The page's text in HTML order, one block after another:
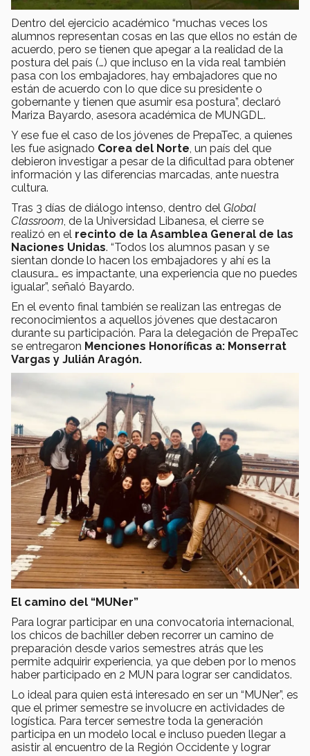
Dentro del ejercicio académico “muchas veces los
alumnos representan cosas en las que ellos no están de
acuerdo, pero se tienen que apegar a la realidad de la
postura del país (…) que incluso en la vida real también
pasa con los embajadores, hay embajadores que no
están de acuerdo con lo que dice su presidente o
gobernante y tienen que asumir esa postura”, declaró
Mariza Bayardo, asesora académica de MUNGDL.
Y ese fue el caso de los jóvenes de PrepaTec, a quienes
les fue asignado Corea del Norte, un país del que
debieron investigar a pesar de la dificultad para obtener
información y las diferencias marcadas, ante nuestra
cultura.
Tras 3 días de diálogo intenso, dentro del Global
Classroom, de la Universidad Libanesa, el cierre se
realizó en el recinto de la Asamblea General de las
Naciones Unidas. “Todos los alumnos pasan y se
sientan donde lo hacen los embajadores y ahí es la
clausura… es impactante, una experiencia que no puedes
igualar”, señaló Bayardo.
En el evento final también se realizan las entregas de
reconocimientos a aquellos jóvenes que destacaron
durante su participación. Para la delegación de PrepaTec
se entregaron Menciones Honoríficas a: Monserrat
Vargas y Julián Aragón.
El camino del “MUNer”
Para lograr participar en una convocatoria internacional,
los chicos de bachiller deben recorrer un camino de
preparación desde varios semestres atrás que les
permite adquirir experiencia, ya que deben por lo menos
haber participado en 2 MUN para lograr ser candidatos.
Lo ideal para quien está interesado en ser un “MUNer”, es
que el primer semestre se involucre en actividades de
logística. Para tercer semestre toda la generación
participa en un modelo local e incluso pueden llegar a
asistir al encuentro de la Región Occidente y lograr